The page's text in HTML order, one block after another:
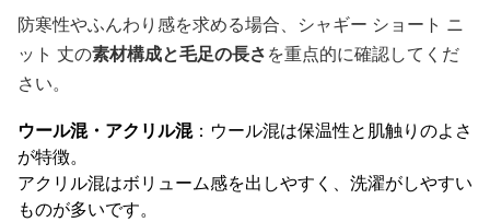
防寒性やふんわり感を求める場合、シャギー ショート ニ
ット 丈の素材構成と毛足の長さを重点的に確認してくだ
さい。
ウール混・アクリル混：ウール混は保温性と肌触りのよさ
が特徴。
アクリル混はボリューム感を出しやすく、洗濯がしやすい
ものが多いです。